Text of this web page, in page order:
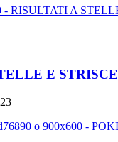
E STRISCE